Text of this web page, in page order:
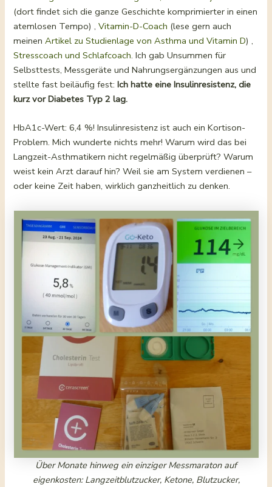
(dort findet sich die ganze Geschichte komprimierter in einen
atemlosen Tempo) ,Vitamin-D-Coach (lese gern auch
meinenArtikel zu Studienlage von Asthma und Vitamin D) ,
Stresscoach undSchlafcoach. Ich gab Unsummen für
Selbsttests, Messgeräte und Nahrungsergänzungen aus und
stellte fast beiläufig fest:Ich hatte eine Insulinresistenz, die
kurz vor Diabetes Typ 2 lag.
HbA1c-Wert: 6,4 %! Insulinresistenz ist auch ein Kortison-
Problem. Mich wunderte nichts mehr! Warum wird das bei
Langzeit-Asthmatikern nicht regelmäßig überprüft? Warum
weist kein Arzt darauf hin? Weil sie am System verdienen –
oder keine Zeit haben, wirklich ganzheitlich zu denken.
Über Monate hinweg ein einziger Messmaraton auf
eigenkosten: Langzeitblutzucker, Ketone, Blutzucker,